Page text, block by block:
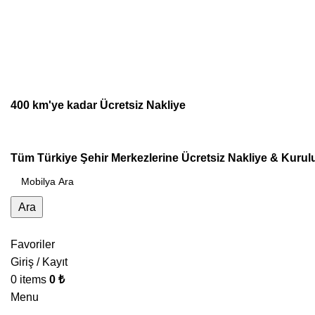
400 km'ye kadar Ücretsiz Nakliye
Tüm Türkiye Şehir Merkezlerine Ücretsiz Nakliye &
Ara
Favoriler
Giriş / Kayıt
0 items 0 ₺
Menu